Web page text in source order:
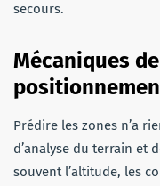
secours.
Mécaniques
Prédire les zones n’a
d’analyse du terrain et
souvent l’altitude, les